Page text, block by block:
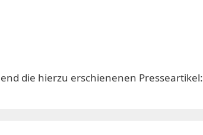
die hierzu erschienenen Presseartikel: